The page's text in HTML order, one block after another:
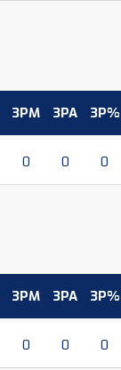
3PM 3PA 3P%
0 0 0
3PM 3PA 3P%
0 0 0